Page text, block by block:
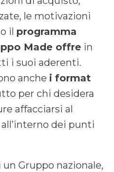
le motivazioni
il programma
Made offre in
i suoi aderenti.
anche i format
per chi desidera
affacciarsi al
dei punti
un Gruppo nazionale,